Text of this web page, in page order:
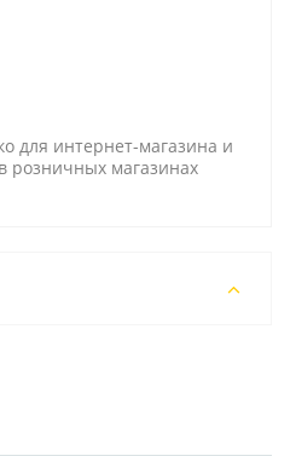
для интернет-магазина и
розничных магазинах